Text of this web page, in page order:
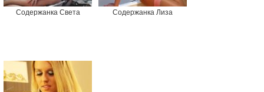
Содержанка Света Содержанка Лиза